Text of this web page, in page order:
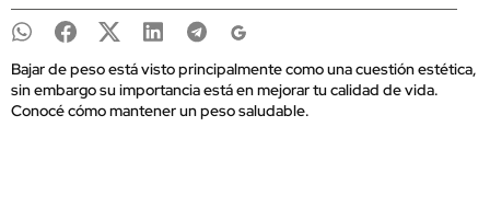
Bajar de peso está visto principalmente como una cuestión estética,
sin embargo su importancia está en mejorar tu calidad de vida.
Conocé cómo mantener un peso saludable.